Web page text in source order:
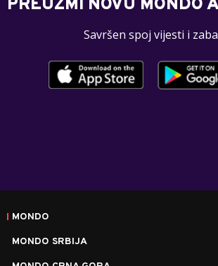
PREUZMI NOVU MONDO
Savršen spoj vijesti i
MONDO
MONDO SRBIJA